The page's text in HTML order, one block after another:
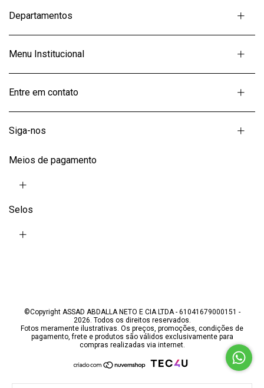
Departamentos
Menu Institucional
Entre em contato
Siga-nos
Meios de pagamento
Selos
©Copyright ASSAD ABDALLA NETO E CIA LTDA - 61041679000151 -
2026. Todos os direitos reservados.
Fotos meramente ilustrativas. Os preços, promoções, condições de
pagamento, frete e produtos são válidos exclusivamente para
compras realizadas via internet.